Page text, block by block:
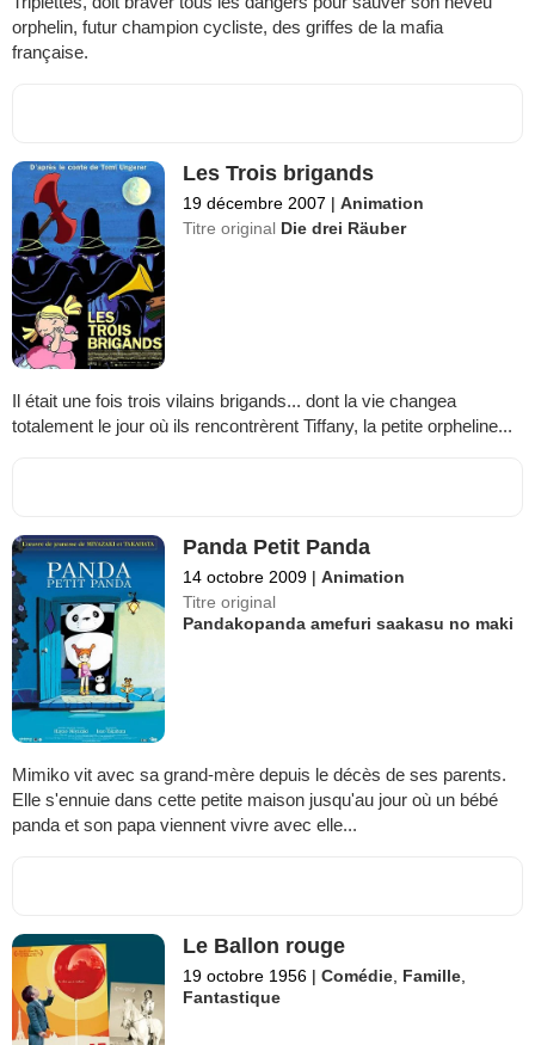
orphelin, futur champion cycliste, des griffes de la mafia
française.
Les Trois brigands
19 décembre 2007 | Animation
Titre original Die drei Räuber
Il était une fois trois vilains brigands... dont la vie changea
totalement le jour où ils rencontrèrent Tiffany, la petite orpheline...
Panda Petit Panda
14 octobre 2009 | Animation
Titre original
Pandakopanda amefuri saakasu no maki
Mimiko vit avec sa grand-mère depuis le décès de ses parents.
Elle s'ennuie dans cette petite maison jusqu'au jour où un bébé
panda et son papa viennent vivre avec elle...
Le Ballon rouge
19 octobre 1956 | Comédie Famille
Fantastique